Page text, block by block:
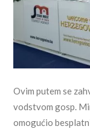
Ovim putem se
vodstvom gosp.
omogućio